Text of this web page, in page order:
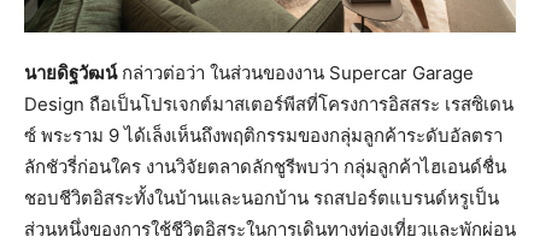
นายดิฐวัฒน์กล่าวต่อว่า ในส่วนของงาน Supercar Garage
Design ถือเป็นโปรเจกต์มาสเตอร์พีสที่โครงการอิสสระ เรสซิเดน
ซ์ พระราม 9 ได้เล็งเห็นถึงพฤติกรรมของกลุ่มลูกค้าระดับอัลตรา
ลักชัวรี่ก่อนใคร งานวิจัยตลาดลักชูรีพบว่า กลุ่มลูกค้าไฮเอนด์ชื่น
ชอบชีวิตอิสระทั้งในบ้านและนอกบ้าน รถสปอร์ตแบรนด์หรูเป็น
ส่วนหนึ่งของการใช้ชีวิตอิสระในการเดินทางท่องเที่ยวและพักผ่อน